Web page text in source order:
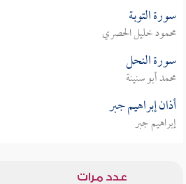
سورة التوبة
محمود خليل الحصري
سورة النحل
محمد أبو سنينة
أذان إبراهيم جبر
إبراهيم جبر
عدد مرات